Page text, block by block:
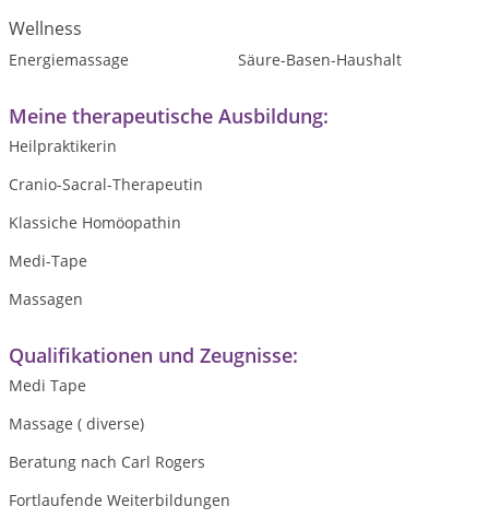
Wellness
Energiemassage Säure-Basen-Haushalt
Meine therapeutische Ausbildung:
Heilpraktikerin
Cranio-Sacral-Therapeutin
Klassiche Homöopathin
Medi-Tape
Massagen
Qualifikationen und Zeugnisse:
Medi Tape
Massage ( diverse)
Beratung nach Carl Rogers
Fortlaufende Weiterbildungen